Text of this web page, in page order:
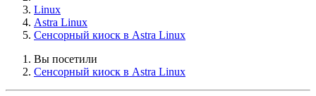
Linux
Astra Linux
Сенсорный киоск в Astra Linux
Вы посетили
Сенсорный киоск в Astra Linux